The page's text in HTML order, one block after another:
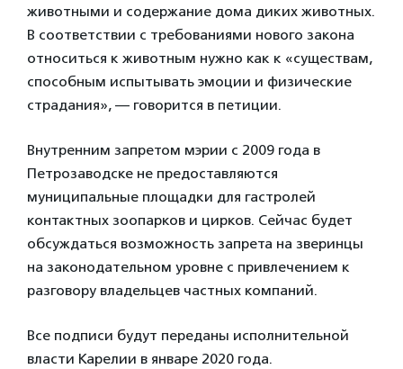
животными и содержание дома диких животных.
В соответствии с требованиями нового закона
относиться к животным нужно как к «существам,
способным испытывать эмоции и физические
страдания», — говорится в петиции.
Внутренним запретом мэрии с 2009 года в
Петрозаводске не предоставляются
муниципальные площадки для гастролей
контактных зоопарков и цирков. Сейчас будет
обсуждаться возможность запрета на зверинцы
на законодательном уровне с привлечением к
разговору владельцев частных компаний.
Все подписи будут переданы исполнительной
власти Карелии в январе 2020 года.